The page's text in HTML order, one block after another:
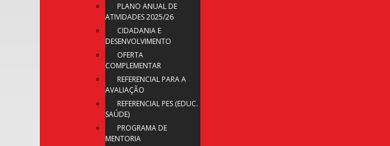
PLANO ANUAL DE
ATIVIDADES 2025/26
CIDADANIA E
DESENVOLVIMENTO
OFERTA
COMPLEMENTAR
REFERENCIAL PARA A
AVALIAÇÃO
REFERENCIAL PES (EDUC.
SAÚDE)
PROGRAMA DE
MENTORIA